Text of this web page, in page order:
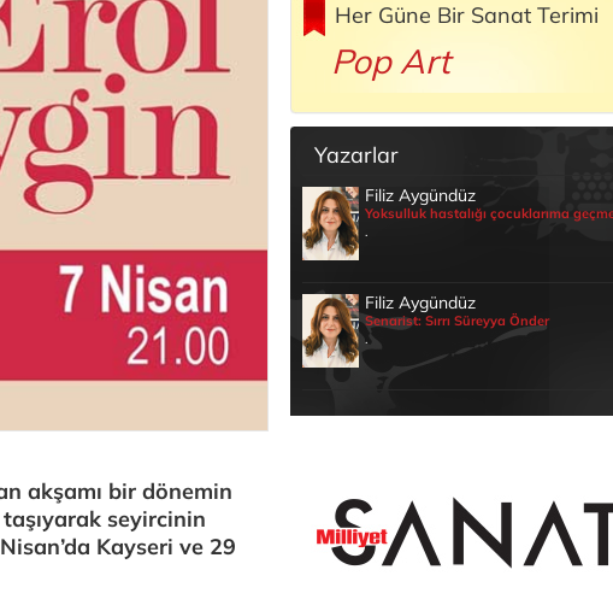
akşamı bir dönemin
taşıyarak seyircinin
Kayseri ve 29
Her Güne Bir Sanat Terimi
Pop Art
Yazarlar
Filiz Aygündüz
Yoksulluk hastalığı çocuklarıma
.
Filiz Aygündüz
Senarist: Sırrı Süreyya Önder
.